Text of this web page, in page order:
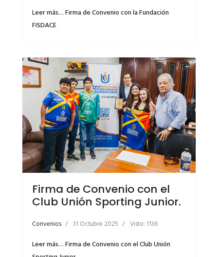
Leer más… Firma de Convenio con la Fundación
FISDACE
Firma de Convenio con el
Club Unión Sporting Junior.
Convenios 31 Octubre 2025 Visto: 1136
Leer más… Firma de Convenio con el Club Unión